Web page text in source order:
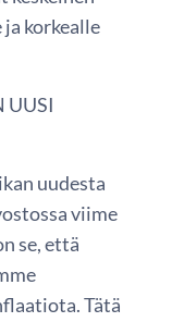
korkealle
UUSI
uudesta
viime
se, että
Tätä